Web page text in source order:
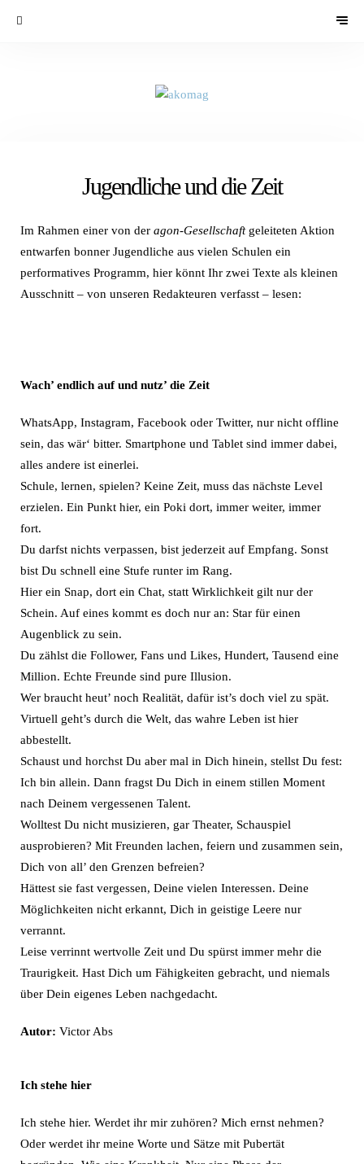
Jugendliche und die Zeit
Im Rahmen einer von der agon-Gesellschaft geleiteten Aktion
entwarfen bonner Jugendliche aus vielen Schulen ein
performatives Programm, hier könnt Ihr zwei Texte als kleinen
Ausschnitt – von unseren Redakteuren verfasst – lesen:
Wach’ endlich auf und nutz’ die Zeit
WhatsApp, Instagram, Facebook oder Twitter, nur nicht offline
sein, das wär‘ bitter. Smartphone und Tablet sind immer dabei,
alles andere ist einerlei.
Schule, lernen, spielen? Keine Zeit, muss das nächste Level
erzielen. Ein Punkt hier, ein Poki dort, immer weiter, immer
fort.
Du darfst nichts verpassen, bist jederzeit auf Empfang. Sonst
bist Du schnell eine Stufe runter im Rang.
Hier ein Snap, dort ein Chat, statt Wirklichkeit gilt nur der
Schein. Auf eines kommt es doch nur an: Star für einen
Augenblick zu sein.
Du zählst die Follower, Fans und Likes, Hundert, Tausend eine
Million. Echte Freunde sind pure Illusion.
Wer braucht heut’ noch Realität, dafür ist’s doch viel zu spät.
Virtuell geht’s durch die Welt, das wahre Leben ist hier
abbestellt.
Schaust und horchst Du aber mal in Dich hinein, stellst Du fest:
Ich bin allein. Dann fragst Du Dich in einem stillen Moment
nach Deinem vergessenen Talent.
Wolltest Du nicht musizieren, gar Theater, Schauspiel
ausprobieren? Mit Freunden lachen, feiern und zusammen sein,
Dich von all’ den Grenzen befreien?
Hättest sie fast vergessen, Deine vielen Interessen. Deine
Möglichkeiten nicht erkannt, Dich in geistige Leere nur
verrannt.
Leise verrinnt wertvolle Zeit und Du spürst immer mehr die
Traurigkeit. Hast Dich um Fähigkeiten gebracht, und niemals
über Dein eigenes Leben nachgedacht.
Autor: Victor Abs
Ich stehe hier
Ich stehe hier. Werdet ihr mir zuhören? Mich ernst nehmen?
Oder werdet ihr meine Worte und Sätze mit Pubertät